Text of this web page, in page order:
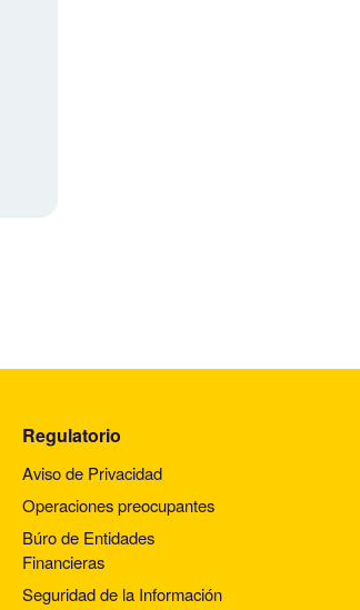
Regulatorio
Aviso de Privacidad
Operaciones preocupantes
Búro de Entidades
Financieras
Seguridad de la Información